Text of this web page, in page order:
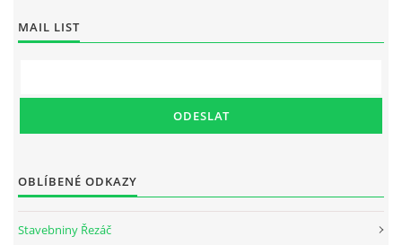
MAIL LIST
OBLÍBENÉ ODKAZY
Stavebniny Řezáč